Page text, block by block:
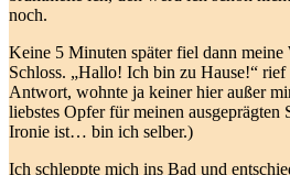
noch.
Keine 5 Minuten später fiel dann
Schloss. „Hallo! Ich bin zu Hause!“
Antwort, wohnte ja keiner hier außer
liebstes Opfer für meinen ausgeprägten
Ironie ist… bin ich selber.)
Ich schleppte mich ins Bad und